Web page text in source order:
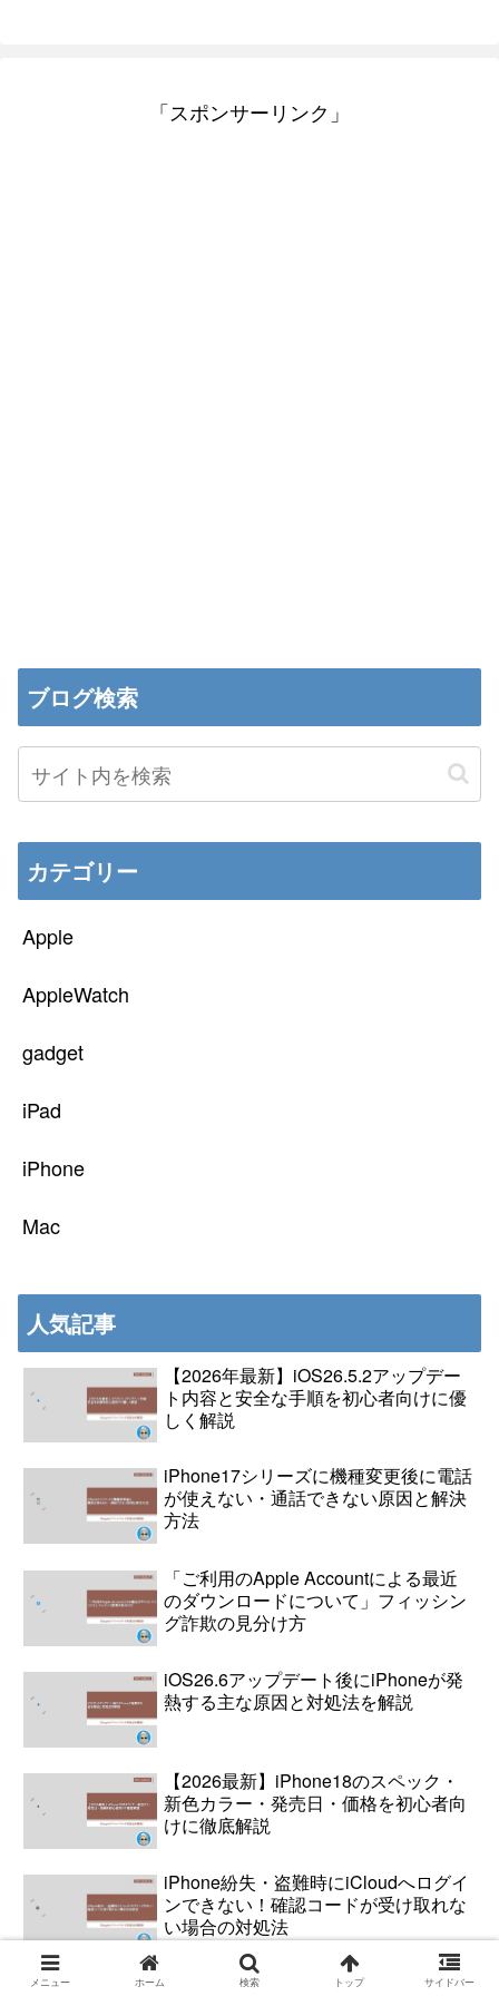
「スポンサーリンク」
ブログ検索
カテゴリー
Apple
AppleWatch
gadget
iPad
iPhone
Mac
人気記事
【2026年最新】iOS26.5.2アップデー
ト内容と安全な手順を初心者向けに優
しく解説
iPhone17シリーズに機種変更後に電話
が使えない・通話できない原因と解決
方法
「ご利用のApple Accountによる最近
のダウンロードについて」フィッシン
グ詐欺の見分け方
iOS26.6アップデート後にiPhoneが発
熱する主な原因と対処法を解説
【2026最新】iPhone18のスペック・
新色カラー・発売日・価格を初心者向
けに徹底解説
iPhone紛失・盗難時にiCloudへログイ
ンできない！確認コードが受け取れな
い場合の対処法
iOS26.4でも未解決？iPhone画面収録
メニュー ホーム 検索 トップ サイドバー